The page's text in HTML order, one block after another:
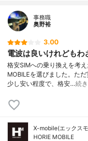
事務職
奥野裕
3.00
電波は良いけれども
格安SIMへの乗り換えを考
MOBILEを選びました。た
少し安い程度で、格安…続
X-mobile(エックス
HORIE MOBILE